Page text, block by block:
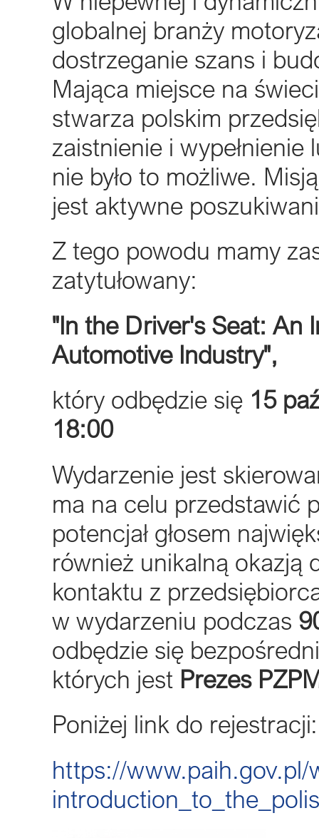
globalnej branży
dostrzeganie szans i
Mająca miejsce na
stwarza polskim
zaistnienie i
nie było to możliwe.
jest aktywne
Z tego powodu mamy
zatytułowany:
"In the Driver's Seat: An
Automotive Industry",
który odbędzie się 15
18:00
Wydarzenie jest
ma na celu przedstawić
potencjał głosem
również unikalną okazją
kontaktu z
w wydarzeniu podczas
odbędzie się
których jest Prezes
Poniżej link do rejestracji:
https://www.paih.gov.pl/